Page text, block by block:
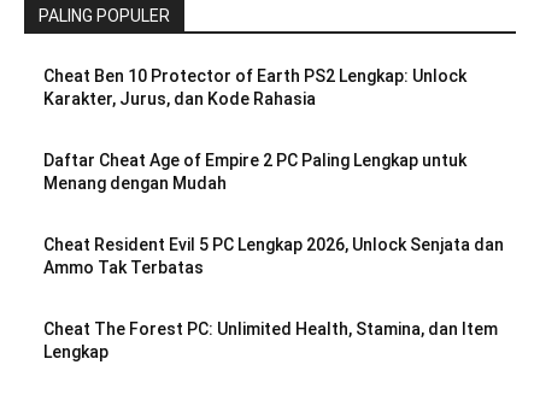
PALING POPULER
Cheat Ben 10 Protector of Earth PS2 Lengkap: Unlock
Karakter, Jurus, dan Kode Rahasia
Daftar Cheat Age of Empire 2 PC Paling Lengkap untuk
Menang dengan Mudah
Cheat Resident Evil 5 PC Lengkap 2026, Unlock Senjata dan
Ammo Tak Terbatas
Cheat The Forest PC: Unlimited Health, Stamina, dan Item
Lengkap